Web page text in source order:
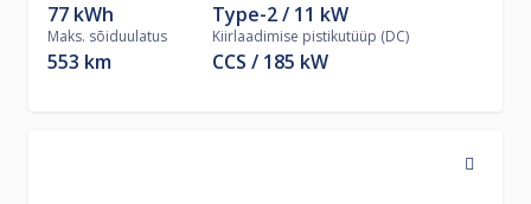
77 kWh
Maks. sõiduulatus
553 km
Type-2 11 kW
Kiirlaadimise pistikutüüp (DC)
CCS 185 kW